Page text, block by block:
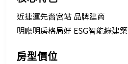
近捷運先嗇宮站 品牌建商
明廳明房格局好 ESG智能綠建築
房型價位